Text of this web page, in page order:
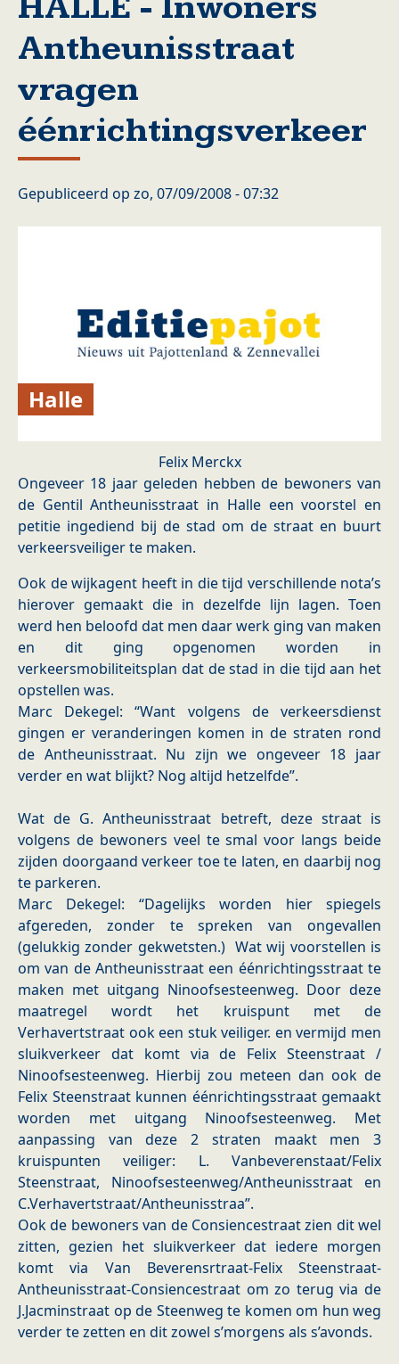
Antheunisstraat
vragen
éénrichtingsverkeer
Gepubliceerd op zo, 07/09/2008 - 07:32
Halle
Felix Merckx
Ongeveer 18 jaar geleden hebben de bewoners van
de Gentil Antheunisstraat in Halle een voorstel en
petitie ingediend bij de stad om de straat en buurt
verkeersveiliger te maken.
Ook de wijkagent heeft in die tijd verschillende nota’s
hierover gemaakt die in dezelfde lijn lagen. Toen
werd hen beloofd dat men daar werk ging van maken
en dit ging opgenomen worden in
verkeersmobiliteitsplan dat de stad in die tijd aan het
opstellen was.
Marc Dekegel: “Want volgens de verkeersdienst
gingen er veranderingen komen in de straten rond
de Antheunisstraat. Nu zijn we ongeveer 18 jaar
verder en wat blijkt? Nog altijd hetzelfde”.
Wat de G. Antheunisstraat betreft, deze straat is
volgens de bewoners veel te smal voor langs beide
zijden doorgaand verkeer toe te laten, en daarbij nog
te parkeren.
Marc Dekegel: “Dagelijks worden hier spiegels
afgereden, zonder te spreken van ongevallen
(gelukkig zonder gekwetsten.) Wat wij voorstellen is
om van de Antheunisstraat een éénrichtingsstraat te
maken met uitgang Ninoofsesteenweg. Door deze
maatregel wordt het kruispunt met de
Verhavertstraat ook een stuk veiliger. en vermijd men
sluikverkeer dat komt via de Felix Steenstraat /
Ninoofsesteenweg. Hierbij zou meteen dan ook de
Felix Steenstraat kunnen éénrichtingsstraat gemaakt
worden met uitgang Ninoofsesteenweg. Met
aanpassing van deze 2 straten maakt men 3
kruispunten veiliger: L. Vanbeverenstaat/Felix
Steenstraat, Ninoofsesteenweg/Antheunisstraat en
C.Verhavertstraat/Antheunisstraa”.
Ook de bewoners van de Consiencestraat zien dit wel
zitten, gezien het sluikverkeer dat iedere morgen
komt via Van Beverensrtraat-Felix Steenstraat-
Antheunisstraat-Consiencestraat om zo terug via de
J.Jacminstraat op de Steenweg te komen om hun weg
verder te zetten en dit zowel s’morgens als s’avonds.